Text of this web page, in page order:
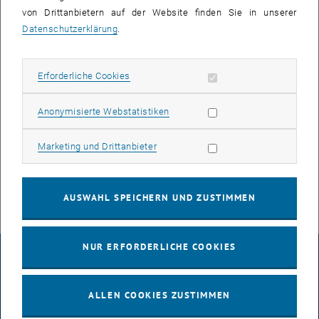
VERANSTALTUNGEN AM 17. JANUAR 2026
von Drittanbietern auf der Website finden Sie in unserer
Datenschutzerklärung
Erforderliche Cookies Erforderliche Cookies zulassen
Anonymisierte WebstatistikenStatistik Cookies zulassen
Marketing und DrittanbieterMarketing Cookies zulassen
AUSWAHL SPEICHERN UND ZUSTIMMEN
NUR ERFORDERLICHE COOKIES
ALLEN COOKIES ZUSTIMMEN